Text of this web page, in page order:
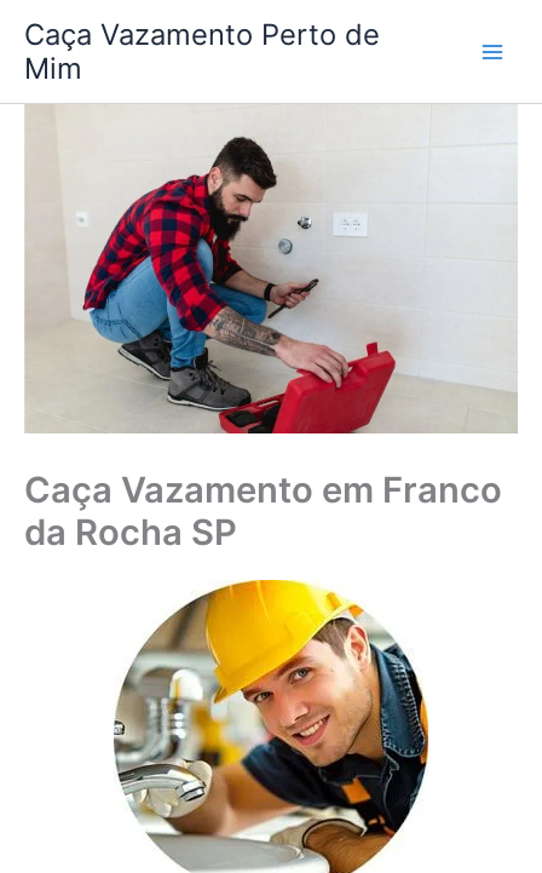
para
conteúdo
Caça Vazamento Perto de
Mim
Caça Vazamento em Franco
da Rocha SP